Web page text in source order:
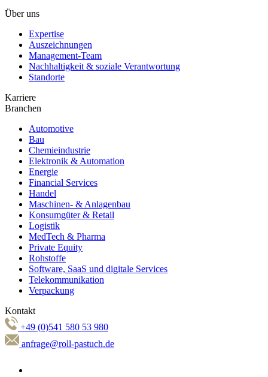
Über uns
Expertise
Auszeichnungen
Management-Team
Nachhaltigkeit & soziale Verantwortung
Standorte
Karriere
Branchen
Automotive
Bau
Chemieindustrie
Elektronik & Automation
Energie
Financial Services
Handel
Maschinen- & Anlagenbau
Konsumgüter & Retail
Logistik
MedTech & Pharma
Private Equity
Rohstoffe
Software, SaaS und digitale Services
Telekommunikation
Verpackung
Kontakt
+49 (0)541 580 53 980
anfrage@roll-pastuch.de